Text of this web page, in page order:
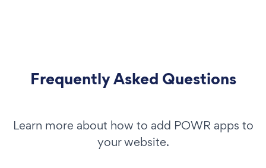
Frequently Asked Questions
Learn more about how to add POWR apps to
your website.